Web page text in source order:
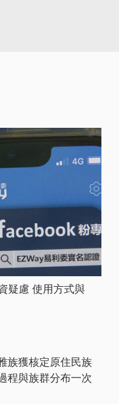
疑慮 使用方式與
族獲核定原住民族
程與族群分布一次